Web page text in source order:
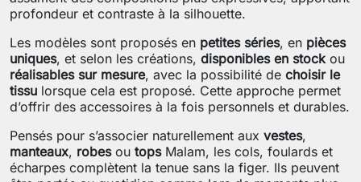
profondeur et contraste à la silhouette.
Les modèles sont proposés en petites séries, en pièces
uniques, et selon les créations, disponibles en stockou
réalisables sur mesure, avec la possibilité de choisir le
tissu lorsque cela est proposé. Cette approche permet
d’offrir des accessoires à la fois personnels et durables.
Pensés pour s’associer naturellement aux vestes,
manteaux, robesou topsMalam, les cols, foulards et
écharpes complètent la tenue sans la figer. Ils peuvent